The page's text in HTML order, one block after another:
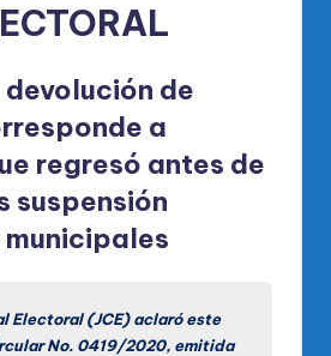
de
a
regresó antes de
suspensión
Electoral (JCE) aclaró este
No. 0419/2020, emitida